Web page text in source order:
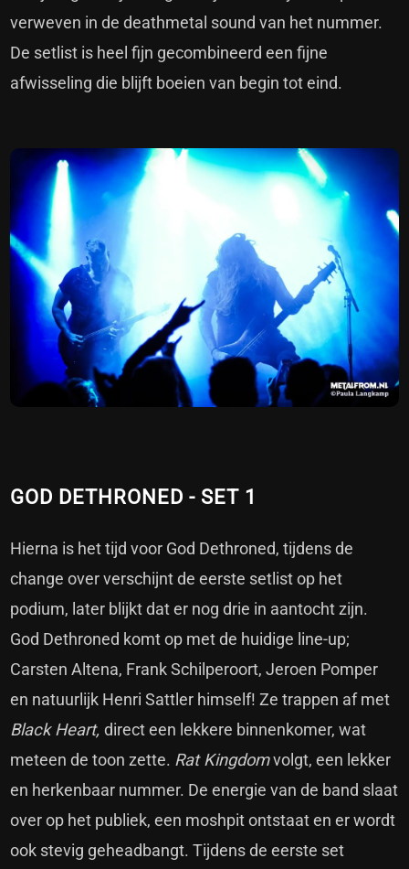
verweven in de deathmetal sound van het nummer.
De setlist is heel fijn gecombineerd een fijne
afwisseling die blijft boeien van begin tot eind.
GOD DETHRONED - SET 1
Hierna is het tijd voor God Dethroned, tijdens de
change over verschijnt de eerste setlist op het
podium, later blijkt dat er nog drie in aantocht zijn.
God Dethroned komt op met de huidige line-up;
Carsten Altena, Frank Schilperoort, Jeroen Pomper
en natuurlijk Henri Sattler himself! Ze trappen af met
Black Heart,direct een lekkere binnenkomer, wat
meteen de toon zette. Rat Kingdomvolgt, een lekker
en herkenbaar nummer. De energie van de band slaat
over op het publiek, een moshpit ontstaat en er wordt
ook stevig geheadbangt. Tijdens de eerste set